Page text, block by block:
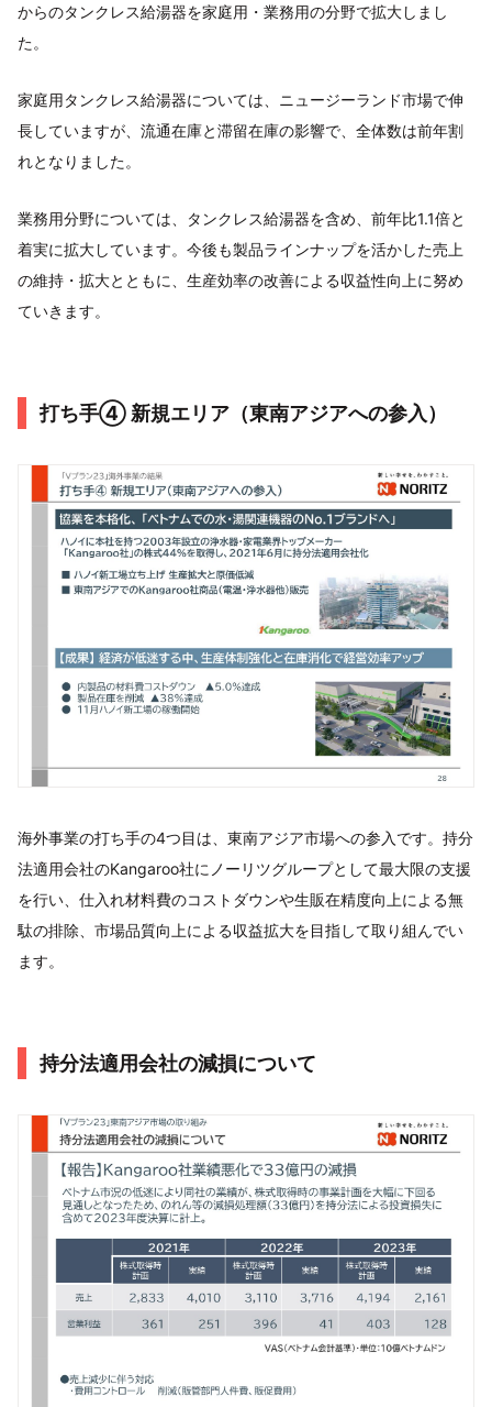
からのタンクレス給湯器を家庭用・業務用の分野で拡大しまし
た。
家庭用タンクレス給湯器については、ニュージーランド市場で伸
長していますが、流通在庫と滞留在庫の影響で、全体数は前年割
れとなりました。
業務用分野については、タンクレス給湯器を含め、前年比1.1倍と
着実に拡大しています。今後も製品ラインナップを活かした売上
の維持・拡大とともに、生産効率の改善による収益性向上に努め
ていきます。
打ち手④ 新規エリア（東南アジアへの参入）
海外事業の打ち手の4つ目は、東南アジア市場への参入です。持分
法適用会社のKangaroo社にノーリツグループとして最大限の支援
を行い、仕入れ材料費のコストダウンや生販在精度向上による無
駄の排除、市場品質向上による収益拡大を目指して取り組んでい
ます。
持分法適用会社の減損について